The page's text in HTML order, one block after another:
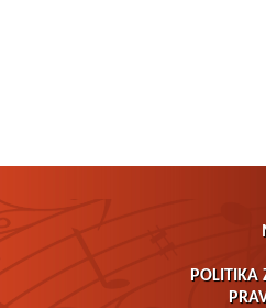
POLITIKA